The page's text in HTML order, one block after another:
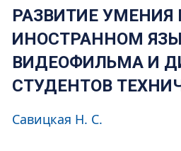
РАЗВИТИЕ УМЕНИЯ
ИНОСТРАННОМ
ВИДЕОФИЛЬМА И
СТУДЕНТОВ
Савицкая Н. С.